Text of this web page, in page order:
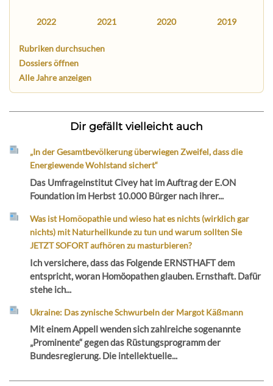
2022 2021 2020 2019
Rubriken durchsuchen
Dossiers öffnen
Alle Jahre anzeigen
Dir gefällt vielleicht auch
„In der Gesamtbevölkerung überwiegen Zweifel, dass die
Energiewende Wohlstand sichert“
Das Umfrageinstitut Civey hat im Auftrag der E.ON
Foundation im Herbst 10.000 Bürger nach ihrer...
Was ist Homöopathie und wieso hat es nichts (wirklich gar
nichts) mit Naturheilkunde zu tun und warum sollten Sie
JETZT SOFORT aufhören zu masturbieren?
Ich versichere, dass das Folgende ERNSTHAFT dem
entspricht, woran Homöopathen glauben. Ernsthaft. Dafür
stehe ich...
Ukraine: Das zynische Schwurbeln der Margot Käßmann
Mit einem Appell wenden sich zahlreiche sogenannte
„Prominente“ gegen das Rüstungsprogramm der
Bundesregierung. Die intellektuelle...